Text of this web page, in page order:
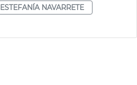
ESTEFANÍA NAVARRETE